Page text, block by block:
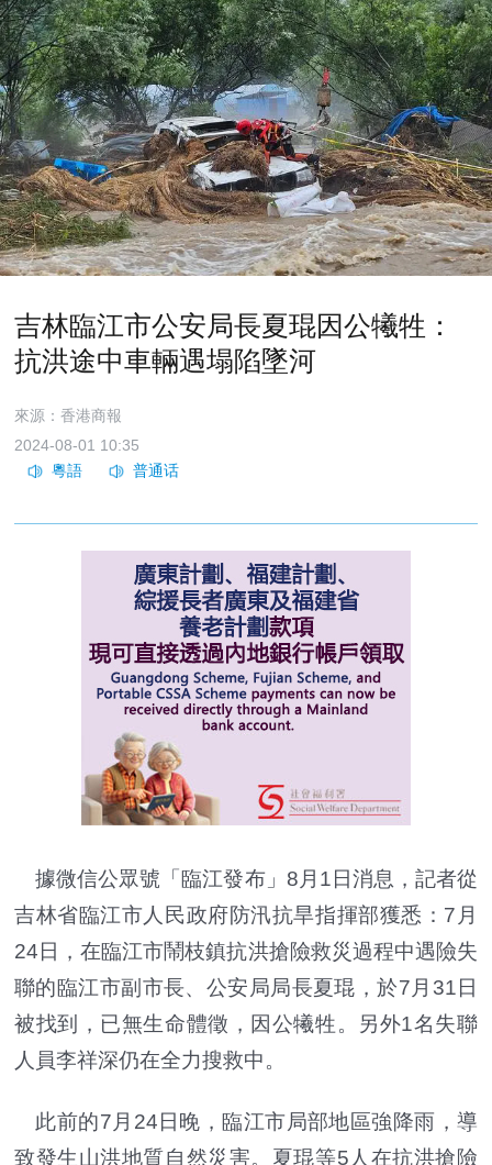
吉林臨江市公安局長夏琨因公犧牲：
抗洪途中車輛遇塌陷墜河
來源：香港商報
2024-08-01 10:35
據微信公眾號「臨江發布」8月1日消息，記者從
吉林省臨江市人民政府防汛抗旱指揮部獲悉：7月
24日，在臨江市鬧枝鎮抗洪搶險救災過程中遇險失
聯的臨江市副市長、公安局局長夏琨，於7月31日
被找到，已無生命體徵，因公犧牲。另外1名失聯
人員李祥深仍在全力搜救中。
此前的7月24日晚，臨江市局部地區強降雨，導
致發生山洪地質自然災害。夏琨等5人在抗洪搶險